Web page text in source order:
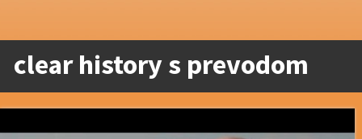
clear history s prevodom